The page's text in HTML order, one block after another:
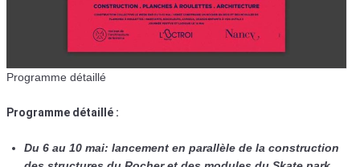
Programme détaillé
Programme détaillé :
Du 6 au 10 mai: lancement en parallèle de la construction